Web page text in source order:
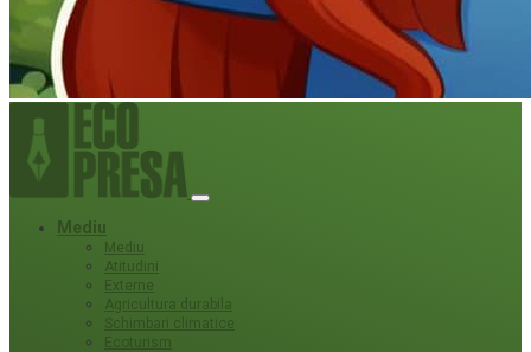
Mediu
Mediu
Atitudini
Externe
Agricultura durabila
Schimbari climatice
Ecoturism